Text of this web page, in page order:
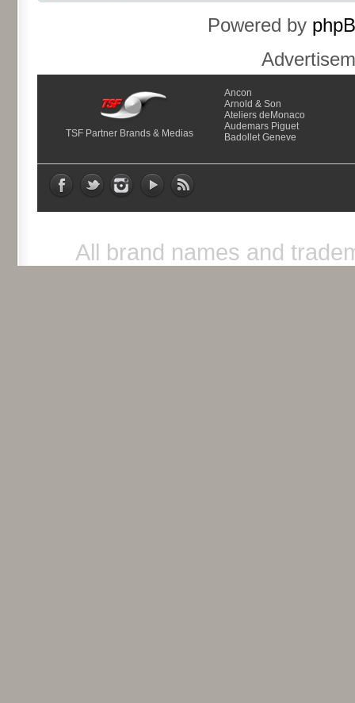
Powered by
TSF Partner Brands & Medias
Ancon
Arnold & Son
Ateliers deMonaco
Audemars Piguet
Badollet Geneve
All brand names and